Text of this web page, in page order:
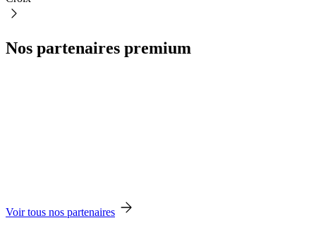
Nos partenaires premium
Voir tous nos partenaires